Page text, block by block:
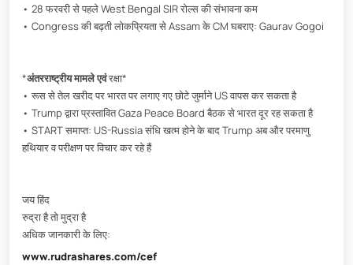
• 28 फरवरी से पहले West Bengal SIR रोल्स की संभावना कम
• Congress की बढ़ती लोकप्रियता से Assam के CM घबराए: Gaurav Gogoi
*अंतरराष्ट्रीय मामले एवंरक्षा*
• रूस से तेल खरीद पर भारत पर लगाए गए छोटे जुर्माने US वापस कर सकता है
• Trump द्वारा प्रस्तावित Gaza Peace Board बैठक से भारत दूर रह सकता है
• START समाप्त: US-Russia संधि खत्म होने के बाद Trump अब और परमाणु
हथियार व परीक्षण पर विचार कर रहे हैं
जय हिंद
रुद्रा है तो मुद्रा है
अधिक जानकारी के लिए:
www.rudrashares.com/cef